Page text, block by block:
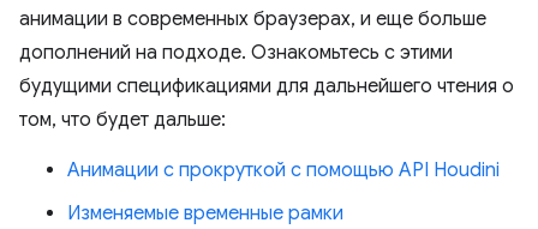
анимации в современных браузерах, и еще больше
дополнений на подходе. Ознакомьтесь с этими
будущими спецификациями для дальнейшего чтения о
том, что будет дальше:
Анимации с прокруткой с помощью API Houdini
Изменяемые временные рамки